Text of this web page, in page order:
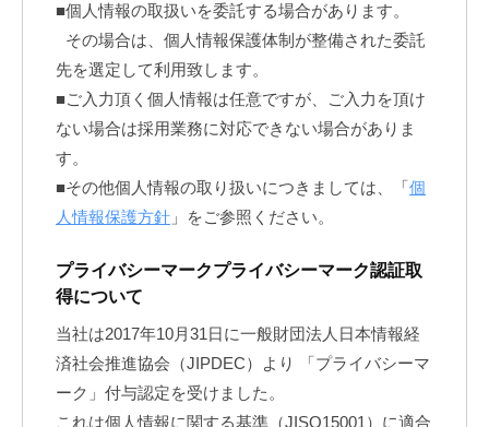
■個人情報の取扱いを委託する場合があります。
その場合は、個人情報保護体制が整備された委託
先を選定して利用致します。
■ご入力頂く個人情報は任意ですが、ご入力を頂け
ない場合は採用業務に対応できない場合がありま
す。
■その他個人情報の取り扱いにつきましては、「個
人情報保護方針 」をご参照ください。
プライバシーマークプライバシーマーク認証取
得について
当社は2017年10月31日に一般財団法人日本情報経
済社会推進協会（JIPDEC）より 「プライバシーマ
ーク」付与認定を受けました。
これは個人情報に関する基準（JISQ15001）に適合